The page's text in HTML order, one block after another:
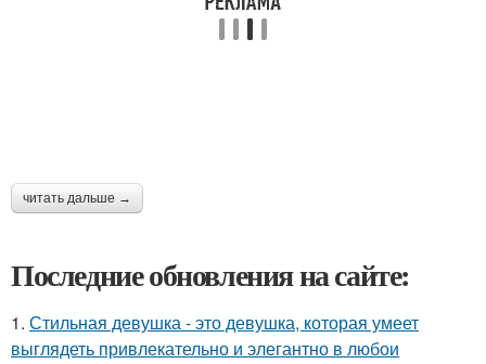
читать дальше →
Последние обновления на сайте:
1. Стильная девушка - это девушка, которая умеет
выглядеть привлекательно и элегантно в любои